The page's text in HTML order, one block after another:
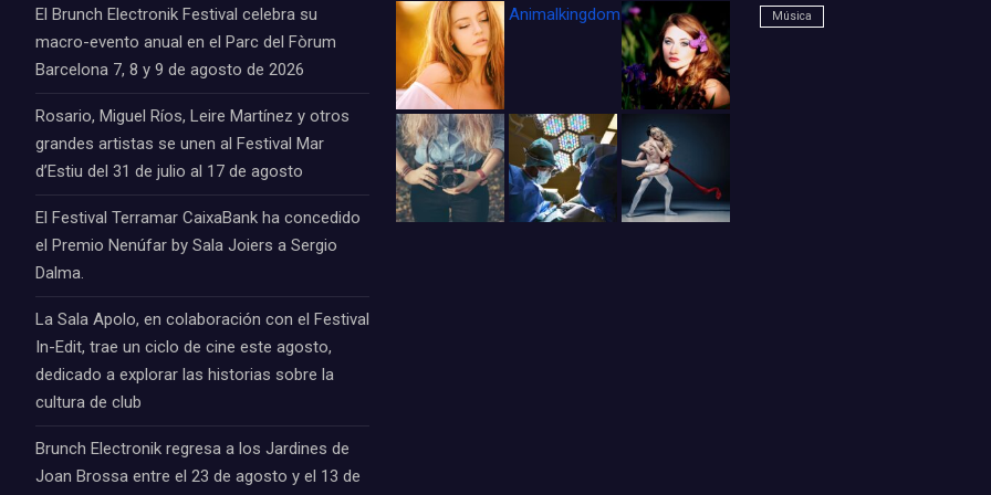
El Brunch Electronik Festival celebra su
macro-evento anual en el Parc del Fòrum
Barcelona 7, 8 y 9 de agosto de 2026
Rosario, Miguel Ríos, Leire Martínez y otros
grandes artistas se unen al Festival Mar
d’Estiu del 31 de julio al 17 de agosto
El Festival Terramar CaixaBank ha concedido
el Premio Nenúfar by Sala Joiers a Sergio
Dalma.
La Sala Apolo, en colaboración con el Festival
In-Edit, trae un ciclo de cine este agosto,
dedicado a explorar las historias sobre la
cultura de club
Brunch Electronik regresa a los Jardines de
Joan Brossa entre el 23 de agosto y el 13 de
Animalkingdom_FichaCine Música